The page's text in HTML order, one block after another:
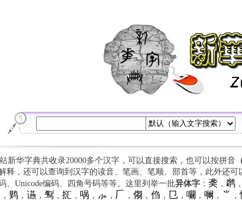
新华字典共收录20000多个汉字，可以直接搜索，也可以按拼音
释，还可以查询到汉字的读音、笔画、笔顺、部首等，此外还
、Unicode编码、四角号码等等。这里列举一批异体字： 䶮 ， 䴙，
， 䴗， 䜩， 䴕， 㧟 ， 㖞 ， ⺗ ， 𠂆 ， 㑳 ， 㑇 ， 㔾 ， 㘚 ， 㘎 ， ⺌ ，